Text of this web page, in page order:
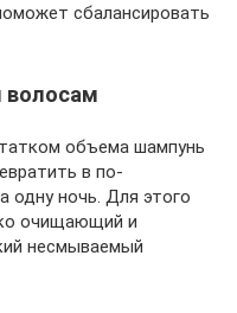
сбалансировать
волосам
объема шампунь
в по-
одну ночь. Для этого
очищающий и
несмываемый